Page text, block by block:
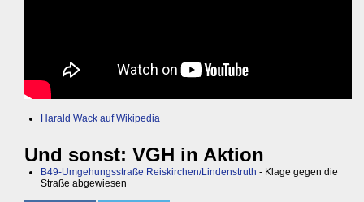
Harald Wack auf Wikipedia
Und sonst: VGH in Aktion
B49-Umgehungsstraße Reiskirchen/Lindenstruth - Klage gegen die
Straße abgewiesen